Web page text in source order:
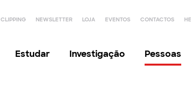
CLIPPING NEWSLETTER LOJA EVENTOS CONTACTOS
Estudar Investigação Pessoas